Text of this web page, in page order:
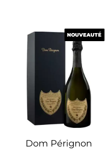
NOUVEAUTÉ
Dom Pérignon
NOUVEAUTÉ